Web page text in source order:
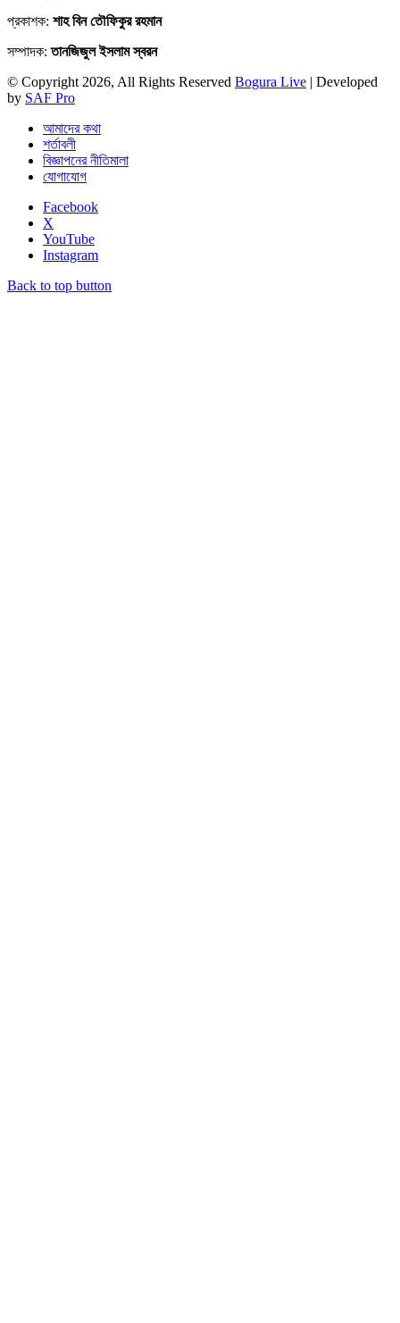
প্রকাশক: শাহ বিন তৌফিকুর রহমান
সম্পাদক:তানজিজুল ইসলাম স্বরন
© Copyright 2026, All Rights Reserved Bogura Live | Developed
by SAF Pro
আমাদের কথা
শর্তাবলী
বিজ্ঞাপনের নীতিমালা
যোগাযোগ
Facebook
X
YouTube
Instagram
Back to top button